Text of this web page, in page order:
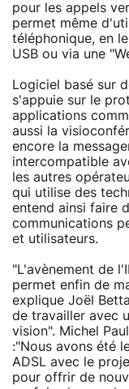
pour les appels
permet même
téléphonique, en
USB ou via une
Logiciel basé sur
s'appuie sur le
applications
aussi la
encore la
intercompatible
les autres
qui utilise des
entend ainsi faire
communications
et utilisateurs.
"L'avènement de
permet enfin de
explique Joël
de travailler avec
vision". Michel
:"Nous avons été
ADSL avec le
pour offrir de